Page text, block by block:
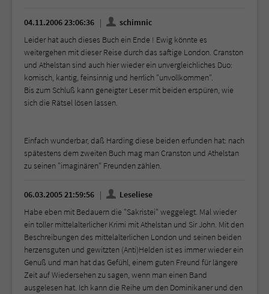
04.11.2006 23:06:36
schimnic
Leider hat auch dieses Buch ein Ende ! Ewig könnte es
weitergehen mit dieser Reise durch das saftige London. Cranston
und Athelstan sind auch hier wieder ein unvergleichliches Duo:
komisch, kantig, feinsinnig und herrlich "unvollkommen".
Bis zum Schluß kann geneigter Leser mit beiden erspüren, wie
sich die Rätsel lösen lassen.
Einfach wunderbar, daß Harding diese beiden erfunden hat: nach
spätestens dem zweiten Buch mag man Cranston und Athelstan
zu seinen "imaginären" Freunden zählen.
06.03.2005 21:59:56
Leseliese
Habe eben mit Bedauern die "Sakristei" weggelegt. Mal wieder
ein toller mittelalterlicher Krimi mit Athelstan und Sir John. Mit den
Beschreibungen des mittelalterlichen London und seinen beiden
herzensguten und gewitzten (Anti)Helden ist es immer wieder ein
Genuß und man hat das Gefühl, einem guten Freund für längere
Zeit auf Wiedersehen zu sagen, wenn man einen Band
ausgelesen hat. Ich kann die Reihe um den Dominikaner und den